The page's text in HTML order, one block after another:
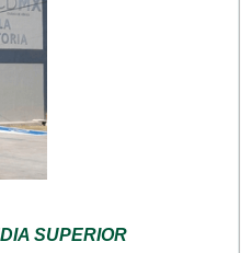
SUPERIOR